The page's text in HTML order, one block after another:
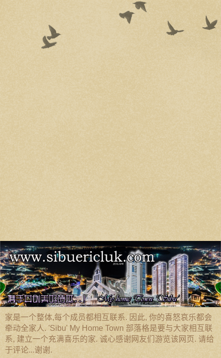
家是一个整体,每个成员都相互联系. 因此, 你的喜怒哀乐都会
牵动全家人. 'Sibu' My Home Town 部落格是要与大家相互联
系, 建立一个充满喜乐的家. 诚心感谢网友们游览该网页. 请给
于评论...谢谢.